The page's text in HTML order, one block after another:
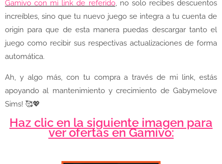
Gamivo con mi link de referido, no solo recibes descuentos
increíbles, sino que tu nuevo juego se integra a tu cuenta de
origin para que de esta manera puedas descargar tanto el
juego como recibir sus respectivas actualizaciones de forma
automática.
Ah, y algo más, con tu compra a través de mi link, estás
apoyando al mantenimiento y crecimiento de Gabymelove
Sims! 🥰💖
Haz clic en la siguiente imagen para
ver ofertas en Gamivo: